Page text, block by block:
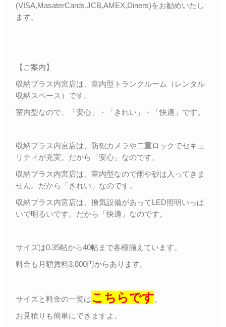
(VISA,MasaterCards,JCB,AMEX,Diners)をお勧めいたし
ます。
【ご案内】
収納プラス内宮店は、室内型トランクルーム（レンタル
収納スペース）です。
室内型なので、「安心」・「きれい」・「快適」です。
収納プラス内宮店は、防犯カメラや二重ロックでセキュ
リティが充実。だから「安心」なのです。
収納プラス内宮店は、室内型なので雨や砂は入ってきま
せん。だから「きれい」なのです。
収納プラス内宮店は、換気設備があってLED照明いっぱ
いで明るいです。だから「快適」なのです。
サイズは0.35帖から40帖まで各種揃えています。
料金も月額賃料3,800円からあります。
サイズと料金の一覧はこちらです。
お見積りも簡単にできますよ。